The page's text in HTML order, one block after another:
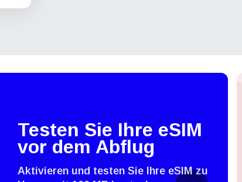
Testen Sie Ihre eSIM
vor dem Abflug
Aktivieren und testen Sie Ihre eSIM zu